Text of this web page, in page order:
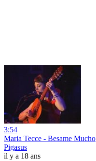
3:54
Maria Tecce - Besame Mucho
Pigasus
il y a 18 ans